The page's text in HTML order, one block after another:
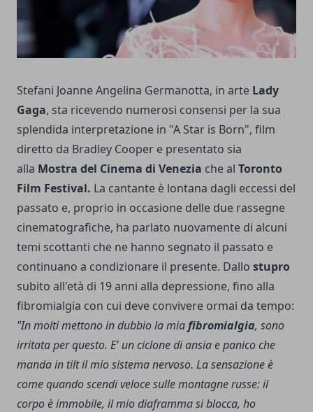
Stefani Joanne Angelina Germanotta, in arte Lady
Gaga, sta ricevendo numerosi consensi per la sua
splendida interpretazione in "A Star is Born", film
diretto da Bradley Cooper e presentato sia
alla Mostra del Cinema di Venezia che al Toronto
Film Festival. La cantante è lontana dagli eccessi del
passato e, proprio in occasione delle due rassegne
cinematografiche, ha parlato nuovamente di alcuni
temi scottanti che ne hanno segnato il passato e
continuano a condizionare il presente. Dallo stupro
subito all'età di 19 anni alla depressione, fino alla
fibromialgia con cui deve convivere ormai da tempo:
"In molti mettono in dubbio la miafibromialgia, sono
irritata per questo. E' un ciclone di ansia e panico che
manda in tilt il mio sistema nervoso. La sensazione è
come quando scendi veloce sulle montagne russe: il
corpo è immobile, il mio diaframma si blocca, ho